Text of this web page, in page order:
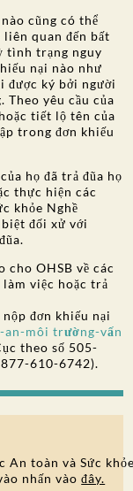
cũng có thể
liên quan đến bất
tình trạng nguy
nại nào như
được ký bởi người
Theo yêu cầu của
tiết lộ tên của
trong đơn khiếu
họ đã trả đũa họ
thực hiện các
khỏe Nghề
đối xử với
cho OHSB về các
việc hoặc trả
nộp đơn khiếu nại
an-môi trường-vấn
theo số 505-
610-6742).
An toàn và Sức
nhấn vàođây.